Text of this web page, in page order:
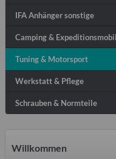
IFA Anhänger sonstige
Camping & Expeditionsmobil
Tuning & Motorsport
Werkstatt & Pflege
Schrauben & Normteile
Willkommen